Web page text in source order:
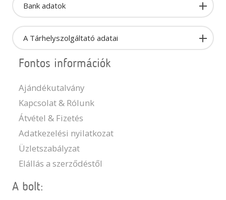
Bank adatok
A Tárhelyszolgáltató adatai
Fontos információk
Ajándékutalvány
Kapcsolat & Rólunk
Átvétel & Fizetés
Adatkezelési nyilatkozat
Üzletszabályzat
Elállás a szerződéstől
A bolt: